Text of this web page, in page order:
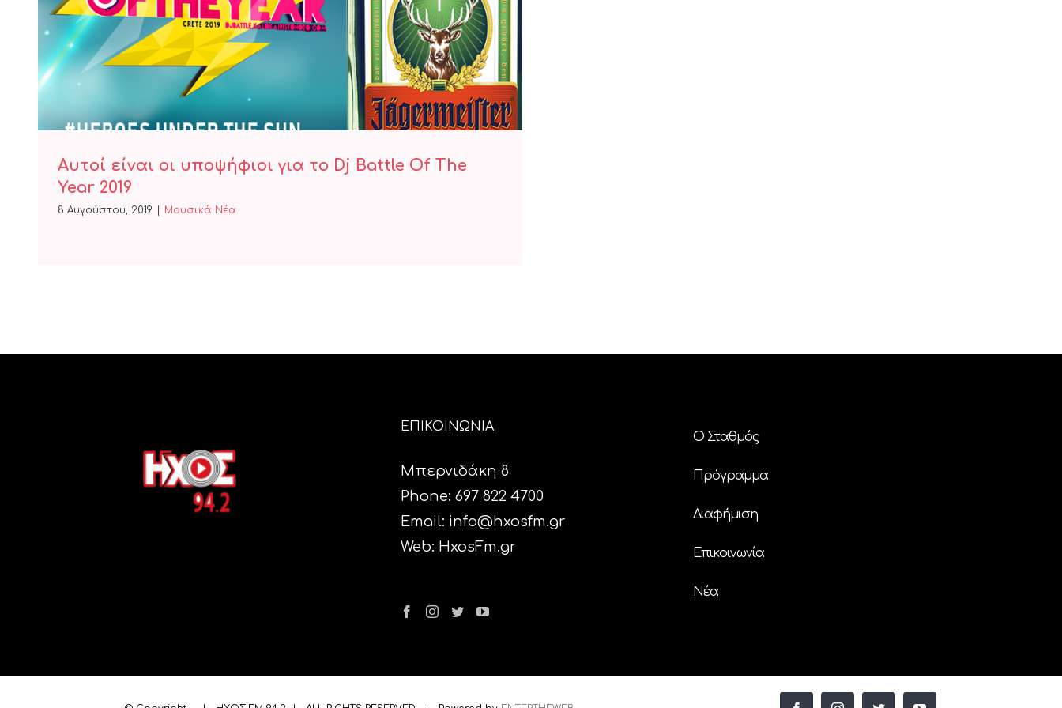
Αυτοί είναι οι υποψήφιοι για το Dj Battle Of The
Year 2019
Αυτοί είναι οι υποψήφιοι για το Dj Battle Of The
Year 2019
8 Αυγούστου, 2019 Μουσικά Νέα
ΕΠΙΚΟΙΝΩΝΙΑ
Μπερνιδάκη 8
Phone: 697 822 4700
Email: info@hxosfm.gr
Web: HxosFm.gr
Ο Σταθμός
Πρόγραμμα
Διαφήμιση
Επικοινωνία
Nέα